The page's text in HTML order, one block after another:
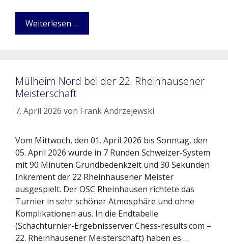
Weiterlesen …
Mülheim Nord bei der 22. Rheinhausener
Meisterschaft
7. April 2026 von Frank Andrzejewski
Vom Mittwoch, den 01. April 2026 bis Sonntag, den
05. April 2026 wurde in 7 Runden Schweizer-System
mit 90 Minuten Grundbedenkzeit und 30 Sekunden
Inkrement der 22 Rheinhausener Meister
ausgespielt. Der OSC Rheinhausen richtete das
Turnier in sehr schöner Atmosphäre und ohne
Komplikationen aus. In die Endtabelle
(Schachturnier-Ergebnisserver Chess-results.com –
22. Rheinhausener Meisterschaft) haben es …